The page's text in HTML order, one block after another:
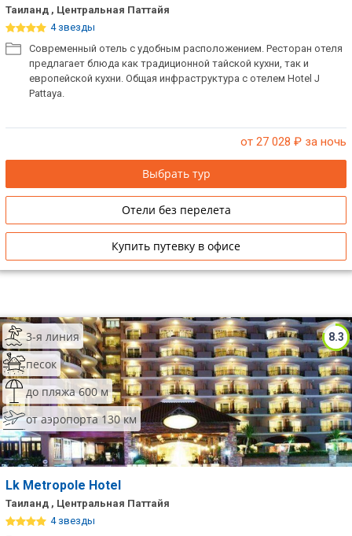
Таиланд , Центральная Паттайя
4 звезды
Современный отель с удобным расположением. Ресторан отеля
предлагает блюда как традиционной тайской кухни, так и
европейской кухни. Общая инфраструктура с отелем Hotel J
Pattaya.
от 27 028 ₽ за ночь
Выбрать тур
Отели без перелета
Купить путевку в офисе
8.3
3-я линия
песок
до пляжа 600 м
от аэропорта 130 км
Lk Metropole Hotel
Таиланд , Центральная Паттайя
4 звезды